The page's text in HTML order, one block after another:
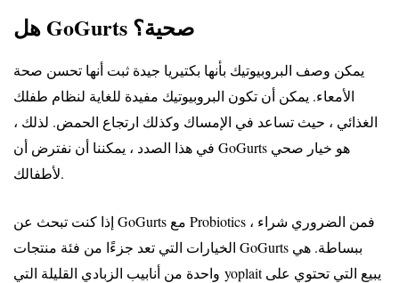
هل GoGurts صحية؟
يمكن وصف البروبيوتيك بأنها بكتيريا جيدة ثبت أنها تحسن صحة
الأمعاء. يمكن أن تكون البروبيوتيك مفيدة للغاية لنظام طفلك
الغذائي ، حيث تساعد في الإمساك وكذلك ارتجاع الحمض. لذلك ،
في هذا الصدد ، يمكننا أن نفترض أن GoGurts هو خيار صحي
لأطفالك.
إذا كنت تبحث عن GoGurts مع Probiotics ، فمن الضروري شراء
الخيارات التي تعد جزءًا من فئة منتجات GoGurts ببساطة. هي
yoplait يبيع التي تحتوي على